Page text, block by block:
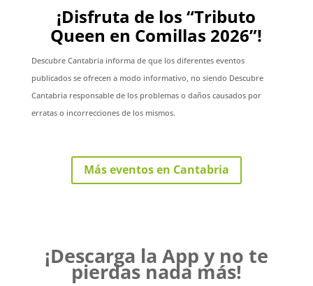
¡Disfruta de los “Tributo
Queen en Comillas 2026”!
Descubre Cantabria informa de que los diferentes eventos
publicados se ofrecen a modo informativo, no siendo Descubre
Cantabria responsable de los problemas o daños causados por
erratas o incorrecciones de los mismos.
Más eventos en Cantabria
¡Descarga la App y no te
pierdas nada más!